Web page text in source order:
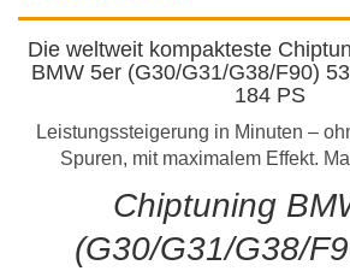
Die weltweit kompakteste
BMW 5er (G30/G31/G38/F90)
184 PS
Leistungssteigerung in Minuten –
Spuren, mit maximalem Effekt.
Chiptuning
(G30/G31/G38/